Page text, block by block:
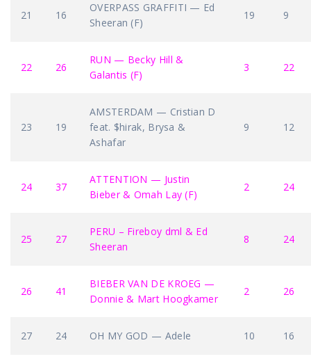
21 16
OVERPASS GRAFFITI — Ed
Sheeran (F)
19 9
22 26
RUN — Becky Hill &
Galantis (F)
3 22
23 19
AMSTERDAM — Cristian D
feat. $hirak, Brysa &
Ashafar
9 12
24 37
ATTENTION — Justin
Bieber & Omah Lay (F)
2 24
25 27
PERU – Fireboy dml & Ed
Sheeran
8 24
26 41
BIEBER VAN DE KROEG —
Donnie & Mart Hoogkamer
2 26
27 24 OH MY GOD — Adele 10 16